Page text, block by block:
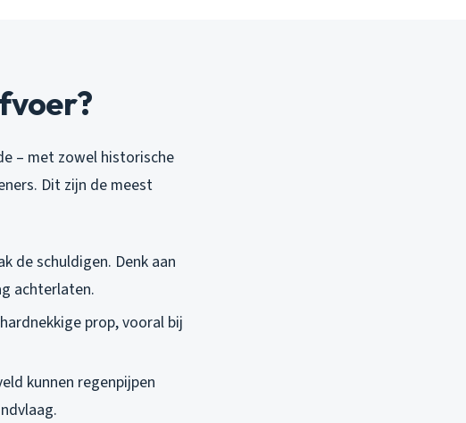
– met zowel historische
Dit zijn de meest
de schuldigen. Denk aan
achterlaten.
prop, vooral bij
kunnen regenpijpen